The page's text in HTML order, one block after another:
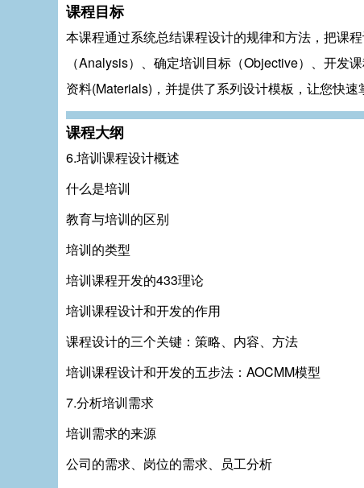
课程目标
本课程通过系统总结课程设计的规律和方法，把课
（Analysis）、确定培训目标（Objective）、开发
资料(Materials)，并提供了系列设计模板，让您快
课程大纲
6.培训课程设计概述
什么是培训
教育与培训的区别
培训的类型
培训课程开发的433理论
培训课程设计和开发的作用
课程设计的三个关键：策略、内容、方法
培训课程设计和开发的五步法：AOCMM模型
7.分析培训需求
培训需求的来源
公司的需求、岗位的需求、员工分析